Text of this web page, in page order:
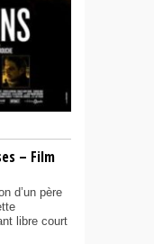
– Film
d’un père
libre court